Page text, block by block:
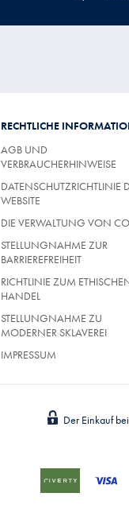
RECHTLICHE
AGB UND
VERBRAUCHERHINWEISE
DATENSCHUTZRICHTLINIE
WEBSITE
DIE VERWALTUNG VON
STELLUNGNAHME ZUR
BARRIEREFREIHEIT
RICHTLINIE ZUM
HANDEL
STELLUNGNAHME ZU
MODERNER SKLAVEREI
IMPRESSUM
Der Einkauf